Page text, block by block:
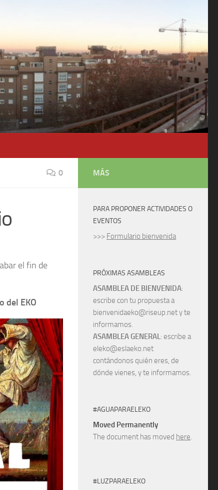
0
el fin de
del EKO
MÁS
PARA PROPONER ACTIVIDADES O
EVENTOS
>>> Formulario bienvenida
PRÓXIMAS ASAMBLEAS
ASAMBLEA DE BIENVENIDA:
escribe con tu propuesta a
bienvenidaeko@riseup.net y te
informamos.
ASAMBLEA GENERAL: escribe a
eleko@eslaeko.net
contándonos quién eres, de
dónde vienes, y te informamos.
#AGUAPARAELEKO
Moved Permanently
The document has moved here.
#LUZPARAELEKO